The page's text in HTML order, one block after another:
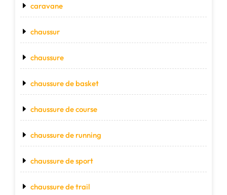
caravane
chaussur
chaussure
chaussure de basket
chaussure de course
chaussure de running
chaussure de sport
chaussure de trail